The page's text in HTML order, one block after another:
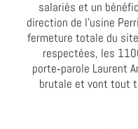
salariés et un
direction de l’usine
fermeture totale du
respectées, les
porte‑parole Laurent
brutale et vont tout